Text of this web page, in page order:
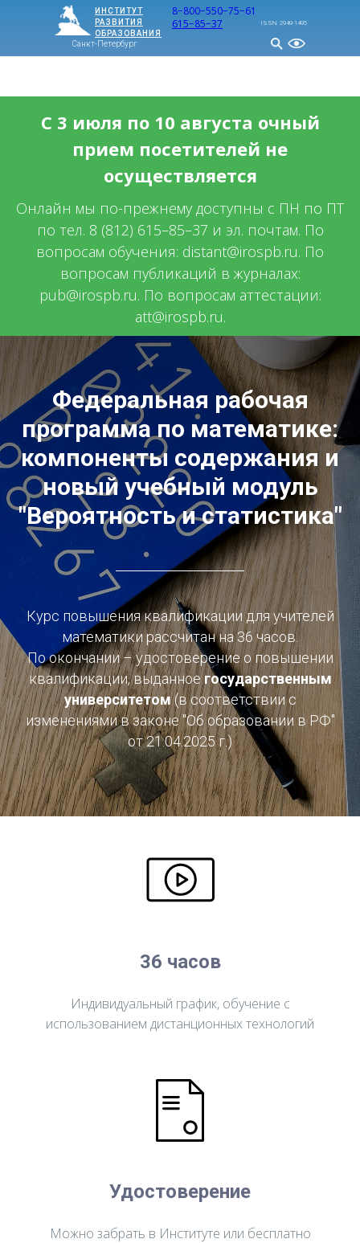
8−800−550−75−61
ИНСТИТУТ
РАЗВИТИЯ
ОБРАЗОВАНИЯ
Санкт-Петербург
615−85−37 ISSN: 2949-1495
С 3 июля по 10 августа очный
прием посетителей не
осуществляется
Онлайн мы по-прежнему доступны с ПН по ПТ
по тел. 8 (812) 615–85–37 и эл. почтам. По
вопросам обучения: distant@irospb.ru. По
вопросам публикаций в журналах:
pub@irospb.ru. По вопросам аттестации:
att@irospb.ru.
Федеральная рабочая
программа по математике:
компоненты содержания и
новый учебный модуль
"Вероятность и статистика"
Курс повышения квалификации для учителей
математики рассчитан на 36 часов.
По окончании – удостоверение о повышении
квалификации, выданноегосударственным
университетом(в соответствии с
изменениями в законе "Об образовании в РФ"
от 21.04.2025 г.)
36 часов
Индивидуальный график, обучение с
использованием дистанционных технологий
Удостоверение
Можно забрать в Институте или бесплатно